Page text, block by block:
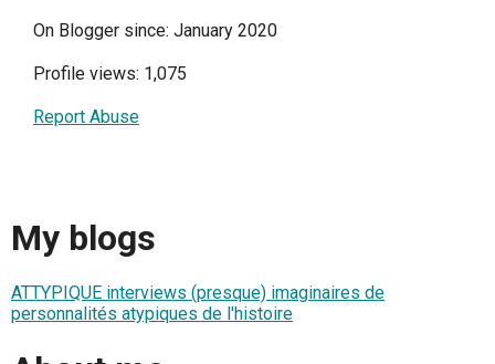
On Blogger since: January 2020
Profile views: 1,075
Report Abuse
My blogs
ATTYPIQUE interviews (presque) imaginaires de
personnalités atypiques de l'histoire